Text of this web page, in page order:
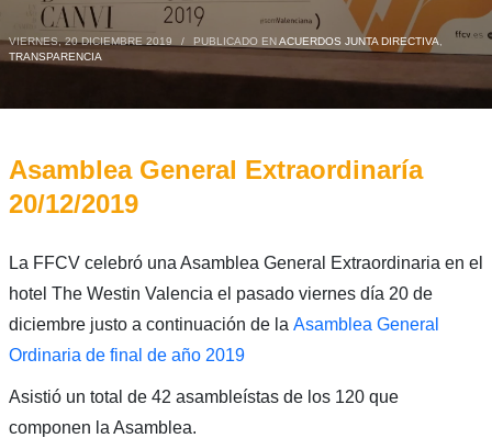
VIERNES, 20 DICIEMBRE 2019 / PUBLICADO ENACUERDOS JUNTA DIRECTIVA
TRANSPARENCIA
Asamblea General Extraordinaría
20/12/2019
La FFCV celebró una Asamblea General Extraordinaria en el
hotel The Westin Valencia el pasado viernes día 20 de
diciembre justo a continuación de la Asamblea General
Ordinaria de final de año 2019
Asistió un total de 42 asambleístas de los 120 que
componen la Asamblea.